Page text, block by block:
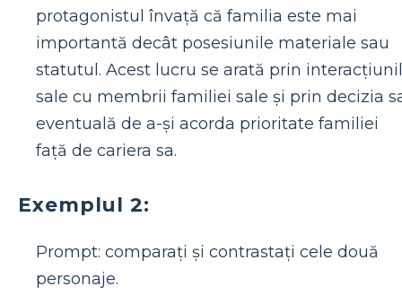
protagonistul învață că familia este mai
importantă decât posesiunile materiale sau
statutul. Acest lucru se arată prin
sale cu membrii familiei sale și prin decizia
eventuală de a-și acorda prioritate familiei
față de cariera sa.
Exemplul 2:
Prompt: comparați și contrastați cele două
personaje.